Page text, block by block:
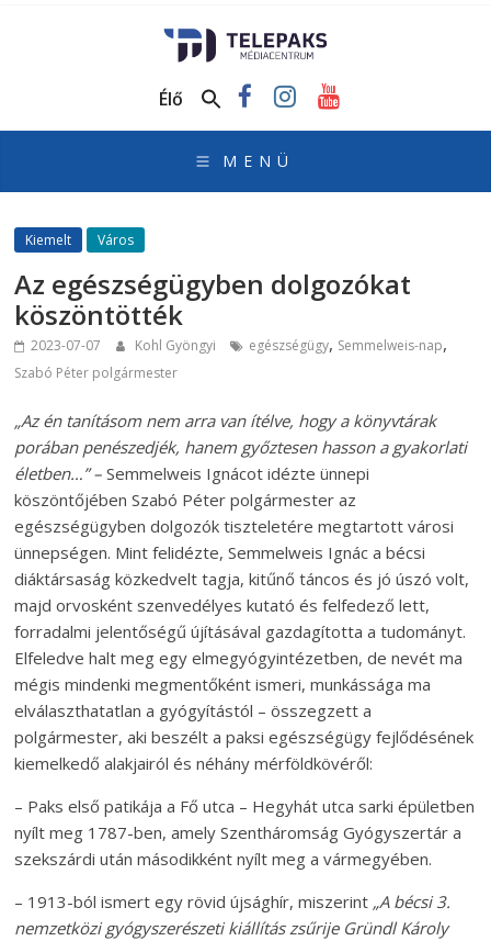
Médiacentrum
honlapja
Élő
Kiemelt Város
Az egészségügyben dolgozókat
köszöntötték
2023-07-07 Kohl Gyöngyi egészségügy, Semmelweis-nap,
Szabó Péter polgármester
„Az én tanításom nem arra van ítélve, hogy a könyvtárak
porában penészedjék, hanem győztesen hasson a gyakorlati
életben…” –Semmelweis Ignácot idézte ünnepi
köszöntőjében Szabó Péter polgármester az
egészségügyben dolgozók tiszteletére megtartott városi
ünnepségen. Mint felidézte, Semmelweis Ignác a bécsi
diáktársaság közkedvelt tagja, kitűnő táncos és jó úszó volt,
majd orvosként szenvedélyes kutató és felfedező lett,
forradalmi jelentőségű újításával gazdagította a tudományt.
Elfeledve halt meg egy elmegyógyintézetben, de nevét ma
mégis mindenki megmentőként ismeri, munkássága ma
elválaszthatatlan a gyógyítástól – összegzett a
polgármester, aki beszélt a paksi egészségügy fejlődésének
kiemelkedő alakjairól és néhány mérföldkövéről:
– Paks első patikája a Fő utca – Hegyhát utca sarki épületben
nyílt meg 1787-ben, amely Szentháromság Gyógyszertár a
szekszárdi után másodikként nyílt meg a vármegyében.
– 1913-ból ismert egy rövid újsághír, miszerint „A bécsi 3.
nemzetközi gyógyszerészeti kiállítás zsűrije Gründl Károly